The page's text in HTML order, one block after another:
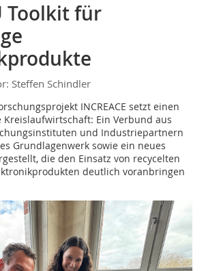
Toolkit für
Steffen Schindler
INCREACE setzt einen
Ein Verbund aus
und Industriepartnern
Grundlagenwerk sowie ein neues
die den Einsatz von recycelten
deutlich voranbringen